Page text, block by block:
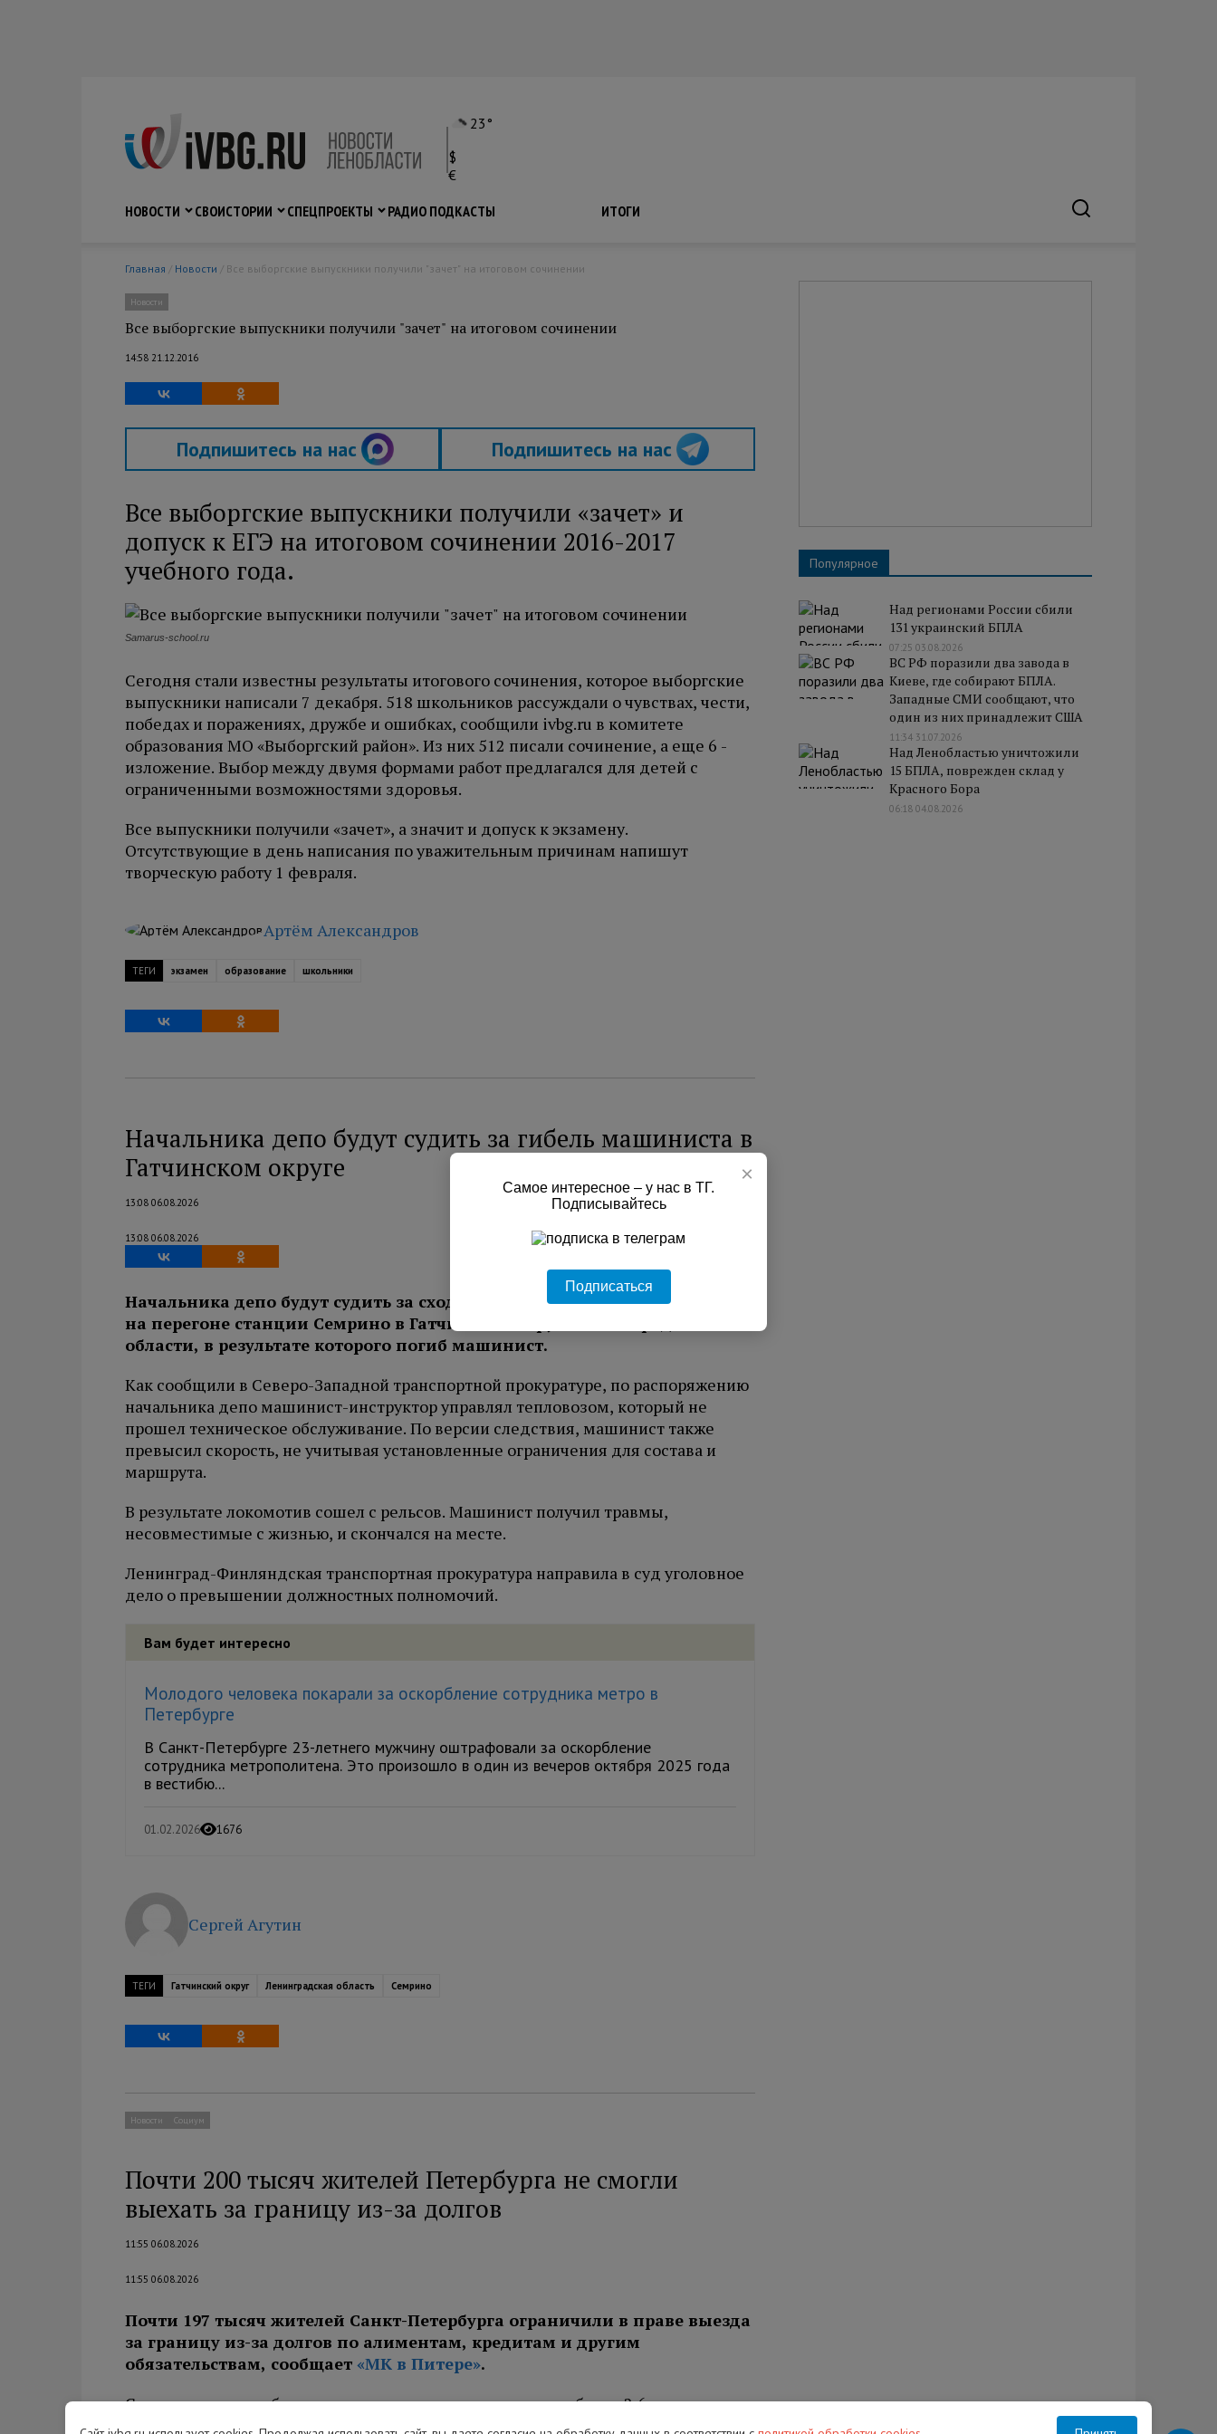
23°
$
€
НОВОСТИ
СВОИСТОРИИ СПЕЦПРОЕКТЫ РАДИО ПОДКАСТЫ ИТОГИ
Главная / Новости / Все выборгские выпускники получили "зачет" на итоговом сочинении
Новости
Все выборгские выпускники получили "зачет" на итоговом сочинении
14:58 21.12.2016
Подпишитесь на нас Подпишитесь на нас
Все выборгские выпускники получили «зачет» и
допуск к ЕГЭ на итоговом сочинении 2016-2017
учебного года.
Samarus-school.ru
Сегодня стали известны результаты итогового сочинения, которое выборгские
выпускники написали 7 декабря. 518 школьников рассуждали о чувствах, чести,
победах и поражениях, дружбе и ошибках, сообщили ivbg.ru в комитете
образования МО «Выборгский район». Из них 512 писали сочинение, а еще 6 -
изложение. Выбор между двумя формами работ предлагался для детей с
ограниченными возможностями здоровья.
Все выпускники получили «зачет», а значит и допуск к экзамену.
Отсутствующие в день написания по уважительным причинам напишут
творческую работу 1 февраля.
Артём Александров
ТЕГИ экзамен образование школьники
Начальника депо будут судить за гибель машиниста в
Гатчинском округе
13:08 06.08.2026
13:08 06.08.2026
Начальника депо будут судить за сход локомотива в сентябре 2025 года
на перегоне станции Семрино в Гатчинском округе Ленинградской
области, в результате которого погиб машинист.
Как сообщили в Северо-Западной транспортной прокуратуре, по распоряжению
начальника депо машинист-инструктор управлял тепловозом, который не
прошел техническое обслуживание. По версии следствия, машинист также
превысил скорость, не учитывая установленные ограничения для состава и
маршрута.
В результате локомотив сошел с рельсов. Машинист получил травмы,
несовместимые с жизнью, и скончался на месте.
Ленинград-Финляндская транспортная прокуратура направила в суд уголовное
дело о превышении должностных полномочий.
Вам будет интересно
Молодого человека покарали за оскорбление сотрудника метро в
Петербурге
В Санкт-Петербурге 23-летнего мужчину оштрафовали за оскорбление
сотрудника метрополитена. Это произошло в один из вечеров октября 2025 года
в вестибю...
01.02.2026 1676
Сергей Агутин
ТЕГИ Гатчинский округ Ленинградская область Семрино
Новости Социум
Почти 200 тысяч жителей Петербурга не смогли
выехать за границу из-за долгов
11:55 06.08.2026
11:55 06.08.2026
Почти 197 тысяч жителей Санкт-Петербурга ограничили в праве выезда
за границу из-за долгов по алиментам, кредитам и другим
обязательствам, сообщает «МК в Питере».
С начала года судебные приставы взыскали с должников более 2,6 миллиарда
рублей. Среди них более 9000 неплательщиков алиментов, которые в итоге
Популярное
Над регионами России сбили
131 украинский БПЛА
07:25 03.08.2026
ВС РФ поразили два завода в
Киеве, где собирают БПЛА.
Западные СМИ сообщают, что
один из них принадлежит США
11:34 31.07.2026
Над Ленобластью уничтожили
15 БПЛА, поврежден склад у
Красного Бора
06:18 04.08.2026
×
Самое интересное – у нас в ТГ.
Подписывайтесь
Подписаться